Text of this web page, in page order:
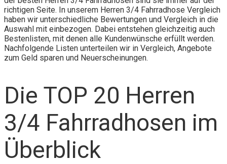
richtigen Seite. In unserem Herren 3/4 Fahrradhose Vergleich
haben wir unterschiedliche Bewertungen und Vergleich in die
Auswahl mit einbezogen. Dabei entstehen gleichzeitig auch
Bestenlisten, mit denen alle Kundenwünsche erfüllt werden.
Nachfolgende Listen unterteilen wir in Vergleich, Angebote
zum Geld sparen und Neuerscheinungen.
Die TOP 20 Herren
3/4 Fahrradhosen im
Überblick